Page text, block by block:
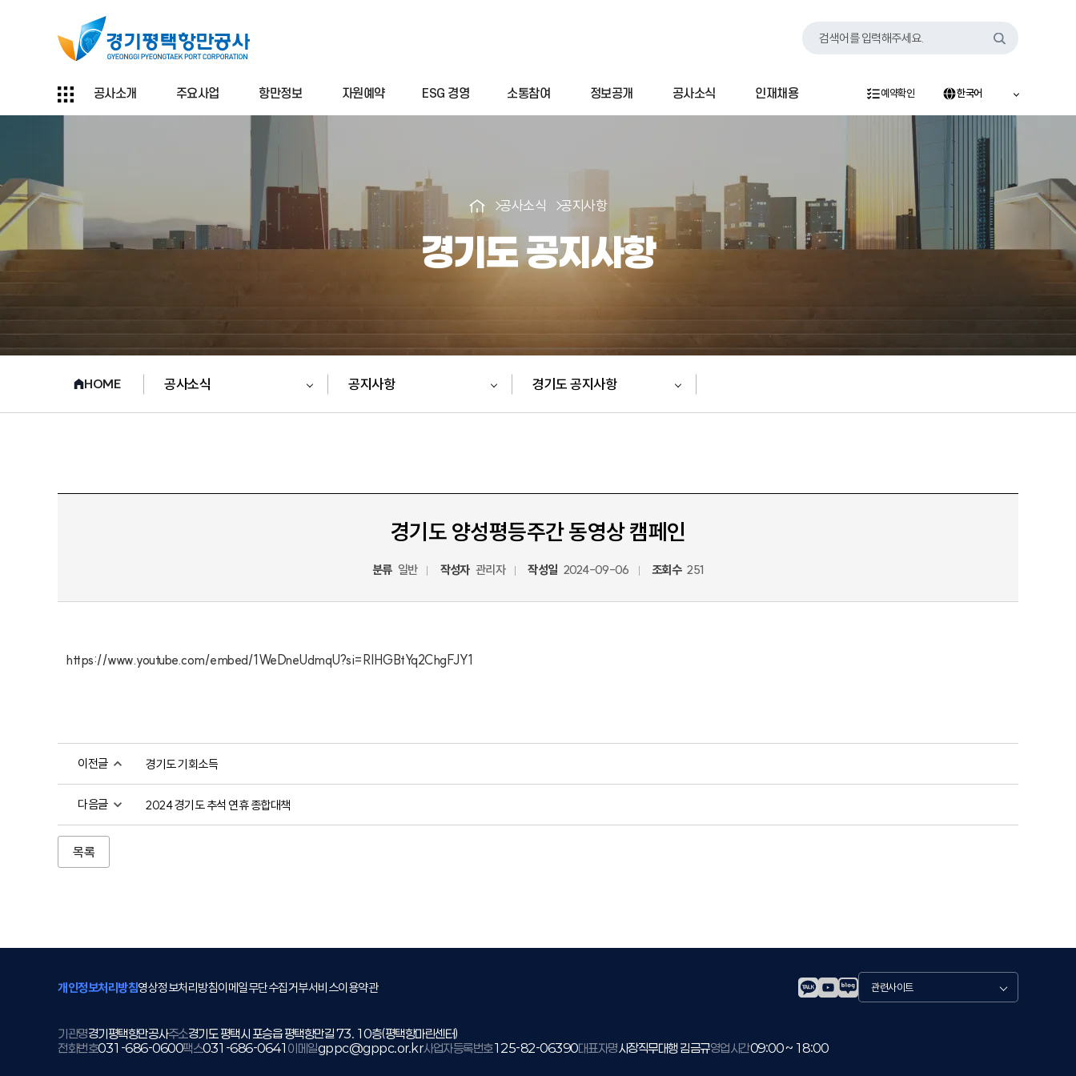
검색어를 입력해주세요.
공사소개 주요사업 항만정보 자원예약 ESG 경영 소통참여 정보공개 공사소식 인재채용 예약확인 한국어
공사소식 공지사항
경기도 공지사항
HOME 공사소식 공지사항 경기도 공지사항
경기도 양성평등주간 동영상 캠페인
분류 일반 작성자 관리자 작성일 2024-09-06 조회수 251
https://www.youtube.com/embed/1WeDneUdmqU?si=RIHGBtYq2ChgFJY1
이전글 경기도 기회소득
다음글 2024 경기도 추석 연휴 종합대책
목록
개인정보처리방침영상정보처리방침이메일무단수집거부서비스이용약관
관
련
기관명경기평택항만공사주소경기도 평택시 포승읍 평택항만길 73. 10층(평택항마린센터)
전화번호031-686-0600팩스031-686-0641 이메일gppc@gppc.or.kr사업자등록번호125-82-06390대표자명사장직무대행 김금규영업시간09:00 ~ 18:00